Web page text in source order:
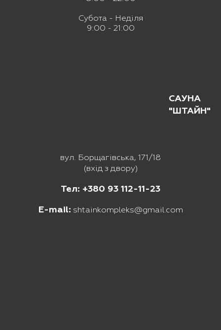
Субота - Неділя
9:00 - 21:00
САУНА
"ШТАЙН"
вул. Борщагівська, 171/18
(вхід з двору)
Тел: +380 93 112-11-23
E-mail: shtainkompleks@gmail.com